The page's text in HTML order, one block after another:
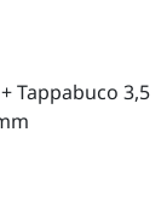
Tappabuco 3,5